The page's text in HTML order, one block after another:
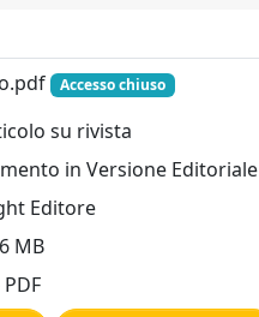
Accesso chiuso
su rivista
in Versione Editoriale
Editore
MB